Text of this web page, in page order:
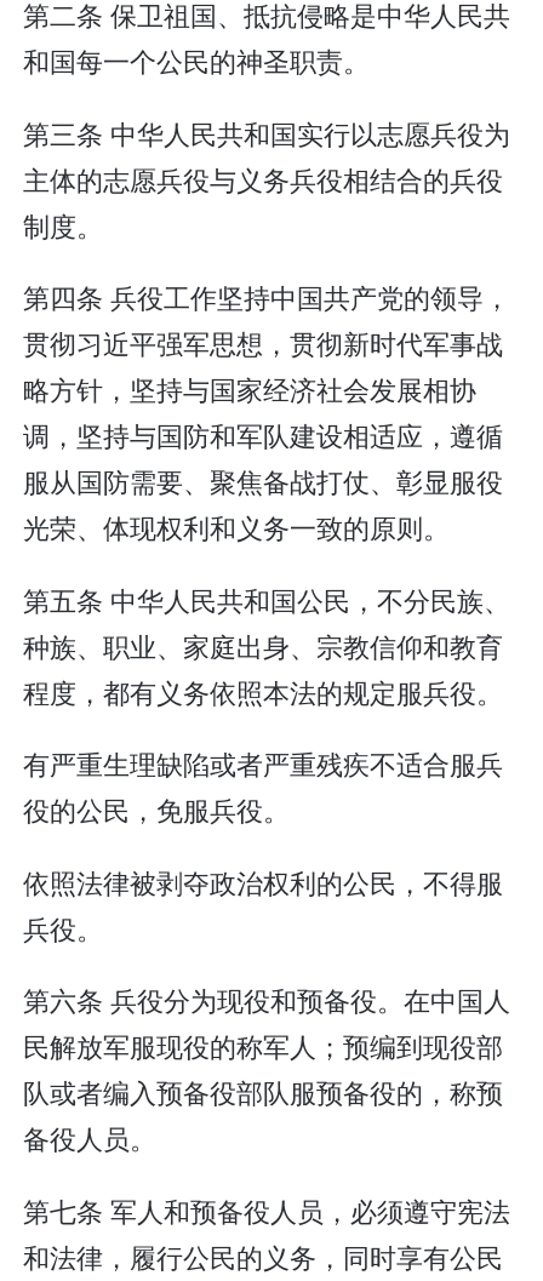
第二条 保卫祖国、抵抗侵略是中华人民共
和国每一个公民的神圣职责。
第三条 中华人民共和国实行以志愿兵役为
主体的志愿兵役与义务兵役相结合的兵役
制度。
第四条 兵役工作坚持中国共产党的领导，
贯彻习近平强军思想，贯彻新时代军事战
略方针，坚持与国家经济社会发展相协
调，坚持与国防和军队建设相适应，遵循
服从国防需要、聚焦备战打仗、彰显服役
光荣、体现权利和义务一致的原则。
第五条 中华人民共和国公民，不分民族、
种族、职业、家庭出身、宗教信仰和教育
程度，都有义务依照本法的规定服兵役。
有严重生理缺陷或者严重残疾不适合服兵
役的公民，免服兵役。
依照法律被剥夺政治权利的公民，不得服
兵役。
第六条 兵役分为现役和预备役。在中国人
民解放军服现役的称军人；预编到现役部
队或者编入预备役部队服预备役的，称预
备役人员。
第七条 军人和预备役人员，必须遵守宪法
和法律，履行公民的义务，同时享有公民